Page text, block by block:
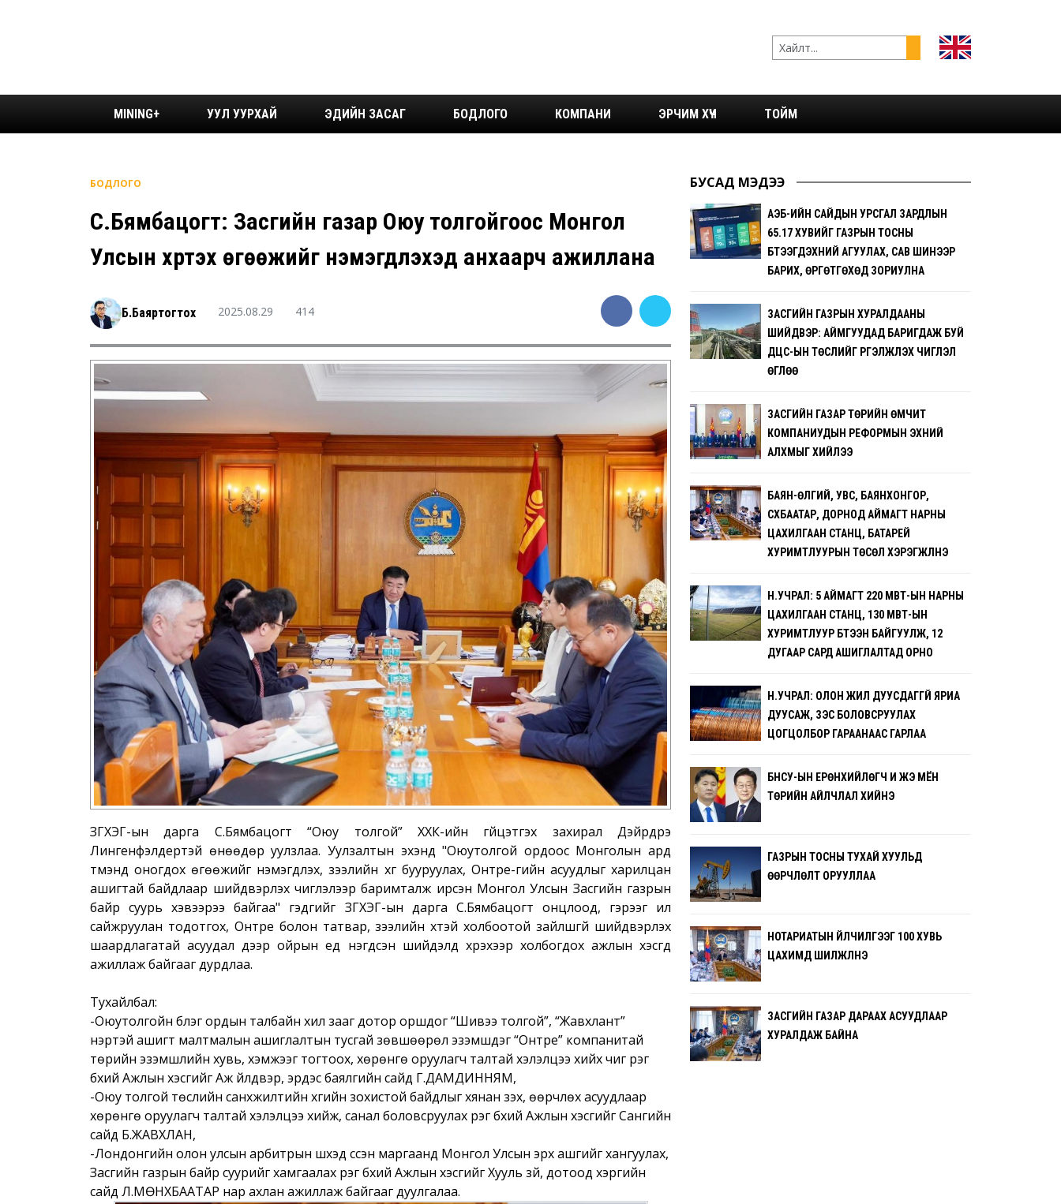
MINING+ УУЛ УУРХАЙ ЭДИЙН ЗАСАГ БОДЛОГО КОМПАНИ ЭРЧИМ ХҮЧ ТОЙМ
БОДЛОГО
С.Бямбацогт: Засгийн газар Оюу толгойгоос Монгол
Улсын хүртэх өгөөжийг нэмэгдүүлэхэд анхаарч ажиллана
Б.Баяртогтох 2025.08.29 414
ЗГХЭГ-ын дарга С.Бямбацогт “Оюу толгой” ХХК-ийн гүйцэтгэх захирал Дэйрдрэ
Лингенфэлдертэй өнөөдөр уулзлаа. Уулзалтын эхэнд "Оюутолгой ордоос Монголын ард
түмэнд оногдох өгөөжийг нэмэгдүүлэх, зээлийн хүүг бууруулах, Онтре-гийн асуудлыг харилцан
ашигтай байдлаар шийдвэрлэх чиглэлээр баримталж ирсэн Монгол Улсын Засгийн газрын
байр суурь хэвээрээ байгаа" гэдгийг ЗГХЭГ-ын дарга С.Бямбацогт онцлоод, гэрээг илүү
сайжруулан тодотгох, Онтре болон татвар, зээлийн хүүтэй холбоотой зайлшгүй шийдвэрлэх
шаардлагатай асуудал дээр ойрын үед нэгдсэн шийдэлд хүрэхээр холбогдох ажлын хэсгүүд
ажиллаж байгааг дурдлаа.
Тухайлбал:
-Оюутолгойн бүлэг ордын талбайн хил зааг дотор оршдог “Шивээ толгой”, “Жавхлант”
нэртэй ашигт малтмалын ашиглалтын тусгай зөвшөөрөл эзэмшдэг “Онтре” компанитай
төрийн эзэмшлийн хувь, хэмжээг тогтоох, хөрөнгө оруулагч талтай хэлэлцээ хийх чиг үүрэг
бүхий Ажлын хэсгийг Аж үйлдвэр, эрдэс баялгийн сайд Г.ДАМДИННЯМ,
-Оюу толгой төслийн санхүүжилтийн хүүгийн зохистой байдлыг хянан үзэх, өөрчлөх асуудлаар
хөрөнгө оруулагч талтай хэлэлцээ хийж, санал боловсруулах үүрэг бүхий Ажлын хэсгийг Сангийн
сайд Б.ЖАВХЛАН,
-Лондонгийн олон улсын арбитрын шүүхэд үүссэн маргаанд Монгол Улсын эрх ашгийг хангуулах,
Засгийн газрын байр суурийг хамгаалах үүрэг бүхий Ажлын хэсгийг Хууль зүй, дотоод хэргийн
сайд Л.МӨНХБААТАР нар ахлан ажиллаж байгааг дуулгалаа.
БУСАД МЭДЭЭ
АҮЭБ-ИЙН САЙДЫН УРСГАЛ ЗАРДЛЫН
65.17 ХУВИЙГ ГАЗРЫН ТОСНЫ
БҮТЭЭГДЭХҮҮНИЙ АГУУЛАХ, САВ ШИНЭЭР
БАРИХ, ӨРГӨТГӨХӨД ЗОРИУЛНА
ЗАСГИЙН ГАЗРЫН ХУРАЛДААНЫ
ШИЙДВЭР: АЙМГУУДАД БАРИГДАЖ БУЙ
ДЦС-ЫН ТӨСЛИЙГ ҮРГЭЛЖҮҮЛЭХ ЧИГЛЭЛ
ӨГЛӨӨ
ЗАСГИЙН ГАЗАР ТӨРИЙН ӨМЧИТ
КОМПАНИУДЫН РЕФОРМЫН ЭХНИЙ
АЛХМЫГ ХИЙЛЭЭ
БАЯН-ӨЛГИЙ, УВС, БАЯНХОНГОР,
СҮХБААТАР, ДОРНОД АЙМАГТ НАРНЫ
ЦАХИЛГААН СТАНЦ, БАТАРЕЙ
ХУРИМТЛУУРЫН ТӨСӨЛ ХЭРЭГЖҮҮЛНЭ
Н.УЧРАЛ: 5 АЙМАГТ 220 МВТ-ЫН НАРНЫ
ЦАХИЛГААН СТАНЦ, 130 МВТ-ЫН
ХУРИМТЛУУР БҮТЭЭН БАЙГУУЛЖ, 12
ДУГААР САРД АШИГЛАЛТАД ОРНО
Н.УЧРАЛ: ОЛОН ЖИЛ ДУУСДАГГҮЙ ЯРИА
ДУУСАЖ, ЗЭС БОЛОВСРУУЛАХ
ЦОГЦОЛБОР ГАРААНААС ГАРЛАА
БНСУ-ЫН ЕРӨНХИЙЛӨГЧ И ЖЭ МЁН
ТӨРИЙН АЙЛЧЛАЛ ХИЙНЭ
ГАЗРЫН ТОСНЫ ТУХАЙ ХУУЛЬД
ӨӨРЧЛӨЛТ ОРУУЛЛАА
НОТАРИАТЫН ҮЙЛЧИЛГЭЭГ 100 ХУВЬ
ЦАХИМД ШИЛЖҮҮЛНЭ
ЗАСГИЙН ГАЗАР ДАРААХ АСУУДЛААР
ХУРАЛДАЖ БАЙНА